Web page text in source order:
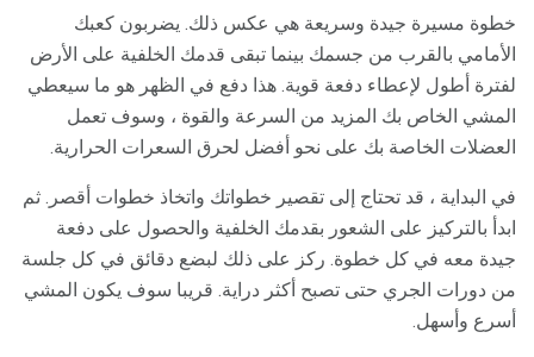
خطوة مسيرة جيدة وسريعة هي عكس ذلك. يضربون كعبك
الأمامي بالقرب من جسمك بينما تبقى قدمك الخلفية على الأرض
لفترة أطول لإعطاء دفعة قوية. هذا دفع في الظهر هو ما سيعطي
المشي الخاص بك المزيد من السرعة والقوة ، وسوف تعمل
العضلات الخاصة بك على نحو أفضل لحرق السعرات الحرارية.
في البداية ، قد تحتاج إلى تقصير خطواتك واتخاذ خطوات أقصر. ثم
ابدأ بالتركيز على الشعور بقدمك الخلفية والحصول على دفعة
جيدة معه في كل خطوة. ركز على ذلك لبضع دقائق في كل جلسة
من دورات الجري حتى تصبح أكثر دراية. قريبا سوف يكون المشي
أسرع وأسهل.